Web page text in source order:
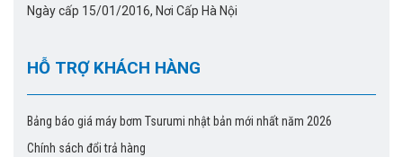
Ngày cấp 15/01/2016, Nơi Cấp Hà Nội
HỖ TRỢ KHÁCH HÀNG
Bảng báo giá máy bơm Tsurumi nhật bản mới nhất năm 2026
Chính sách đổi trả hàng